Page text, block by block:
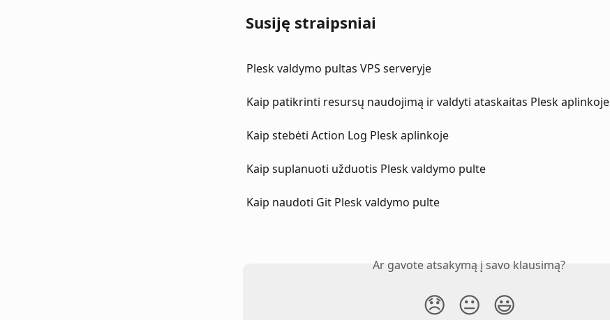
Susiję straipsniai
Plesk valdymo pultas VPS serveryje
Kaip patikrinti resursų naudojimą ir valdyti ataskaitas Plesk aplinkoje
Kaip stebėti Action Log Plesk aplinkoje
Kaip suplanuoti užduotis Plesk valdymo pulte
Kaip naudoti Git Plesk valdymo pulte
Ar gavote atsakymą į savo klausimą?
😞 😐 😃